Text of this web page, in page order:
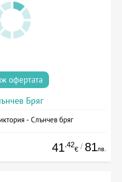
офертата
Бряг
- Слънчев бряг
41.42
€ / 81лв.